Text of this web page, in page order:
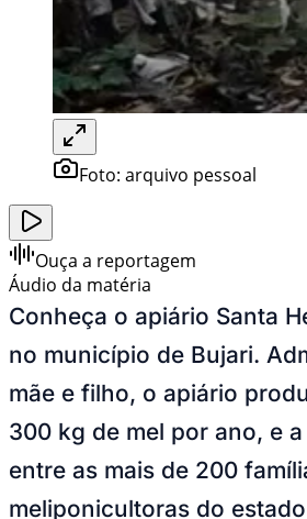
Foto: arquivo pessoal
Ouça a reportagem
Áudio da matéria
Conheça o apiário Santa
no município de Bujari.
mãe e filho, o apiário
300 kg de mel por ano, e
entre as mais de 200
meliponicultoras do